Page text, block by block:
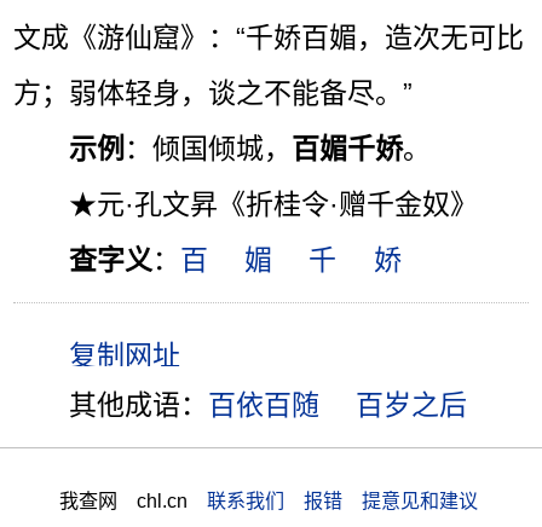
文成《游仙窟》：“千娇百媚，造次无可比
方；弱体轻身，谈之不能备尽。”
示例 ：倾国倾城， 百媚千娇。
★元·孔文昇《折桂令·赠千金奴》
查字义 ： 百 媚 千 娇
其他成语： 百依百随 百岁之后
我查网 chl.cn 联系我们 报错 提意见和建议